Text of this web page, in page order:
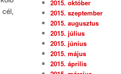
cél,
2015. október
2015. szeptember
2015. augusztus
2015. július
2015. június
2015. május
2015. április